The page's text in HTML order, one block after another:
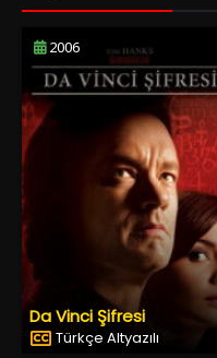
2006
Da Vinci Şifresi
Türkçe Altyazılı